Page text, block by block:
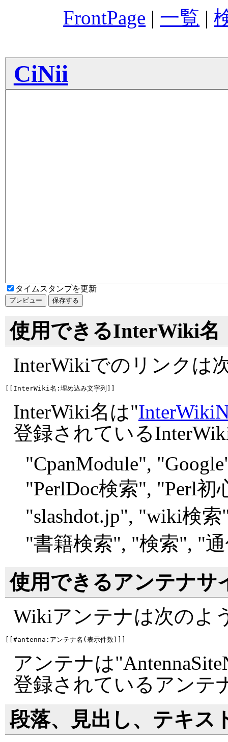
FrontPage | 一覧 |
CiNii
タイムスタンプを更新
使用できるInterWiki名
InterWikiでのリンクは
InterWiki名は"
登録されている
"CpanModule", "
"PerlDoc検索", "Perl初
"slashdot.jp", "wiki検索
"書籍検索", "検索", "
使用できるアンテナサ
Wikiアンテナは次のよ
アンテナは
登録されているアンテ
段落、見出し、テキス